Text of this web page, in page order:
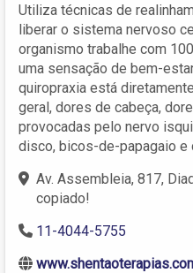
Utiliza técnicas de
liberar o sistema nervoso
organismo trabalhe com
uma sensação de bem-
quiropraxia está
geral, dores de cabeça,
provocadas pelo nervo
disco, bicos-de-papagaio e
Av. Assembleia, 817,
copiado!
11-4044-5755